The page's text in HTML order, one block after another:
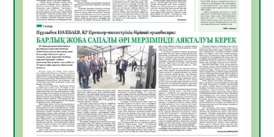
5547 әскери бөлімінде «Алғашқы қызмет
күні» іс-шарасы өтті
07.08.2026
52
Қаржылық сауаттылықты арттыруға
бағытталған кездесу өтті
07.08.2026
55
ҚҰРЫЛТАЙ САЙЛАУЫ – ЕЛ БОЛАШАҒЫ
ҮШІН ЖАУАПТЫ ҚАДАМ